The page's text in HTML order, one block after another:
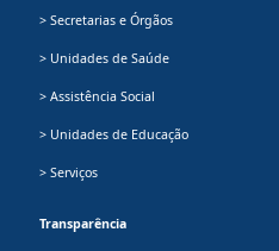
> Secretarias e Órgãos
> Unidades de Saúde
> Assistência Social
> Unidades de Educação
> Serviços
Transparência